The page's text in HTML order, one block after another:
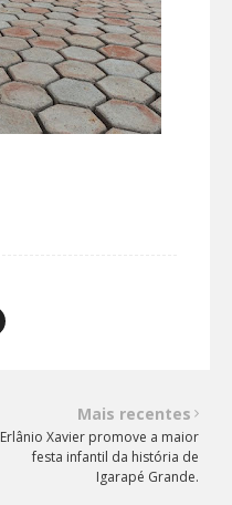
Mais recentes
Erlânio Xavier promove a maior
festa infantil da história de
Igarapé Grande.